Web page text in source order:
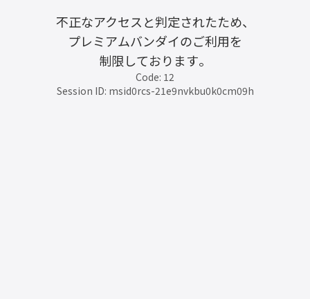
不正なアクセスと判定されたため、
プレミアムバンダイのご利用を
制限しております。
Code: 12
Session ID: msid0rcs-21e9nvkbu0k0cm09h